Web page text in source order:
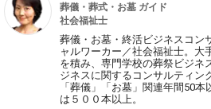
葬儀・葬式・お墓 ガイド
社会福祉士
葬儀・お墓・終活ビジネスコン
ャルワーカー／社会福祉士。大
を積み、専門学校の葬祭ビジネ
ジネスに関するコンサルティン
「葬儀」「お墓」関連年間50
は５００本以上。